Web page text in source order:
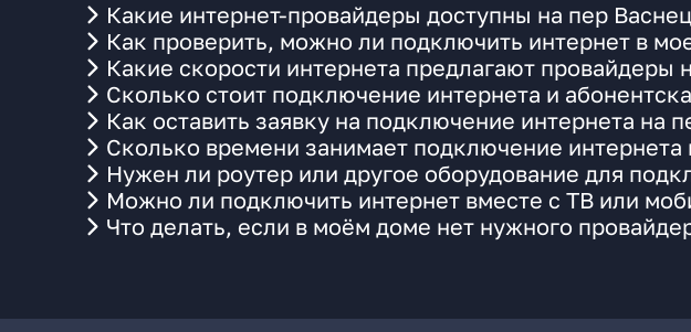
Какие интернет-провайдеры доступны на пер
Как проверить, можно ли подключить интернет в
Какие скорости интернета предлагают провайдеры
Сколько стоит подключение интернета и
Как оставить заявку на подключение интернета на
Сколько времени занимает подключение интернета
Нужен ли роутер или другое оборудование для
Можно ли подключить интернет вместе с ТВ или
Что делать, если в моём доме нет нужного